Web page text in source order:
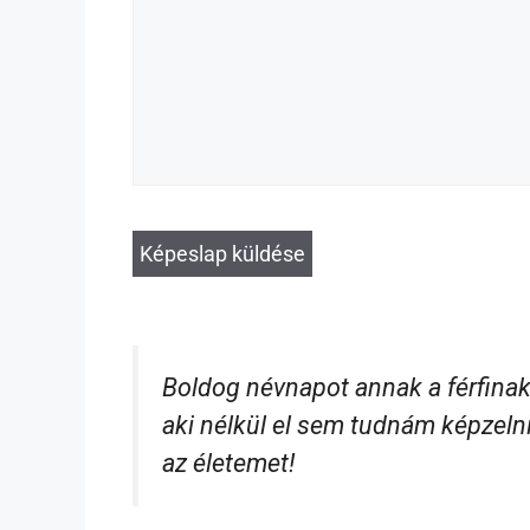
Boldog névnapot annak a
aki nélkül el sem tudnám
az életemet!